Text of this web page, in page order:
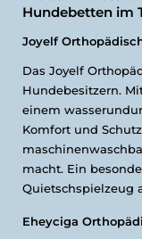
Hundebetten im
Joyelf
Das Joyelf
Hundebesitzern.
einem
Komfort und
macht. Ein
Quietschspielzeug
Eheyciga